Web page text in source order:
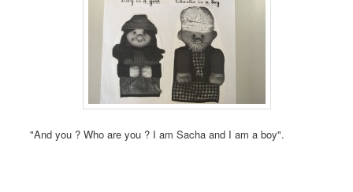
"And you ? Who are you ? I am Sacha and I am a boy".